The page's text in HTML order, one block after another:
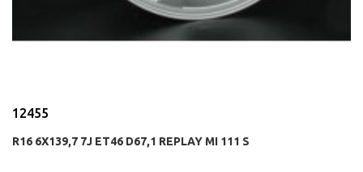
12455
R16 6X139,7 7J ET46 D67,1 REPLAY MI 111 S